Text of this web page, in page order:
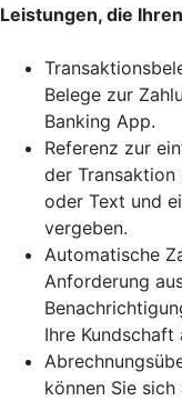
Leistungen, die
Belege zur
Banking App.
Referenz zur
der Transaktion
oder Text und
vergeben.
Automatische
Anforderung
Ihre
können Sie sich